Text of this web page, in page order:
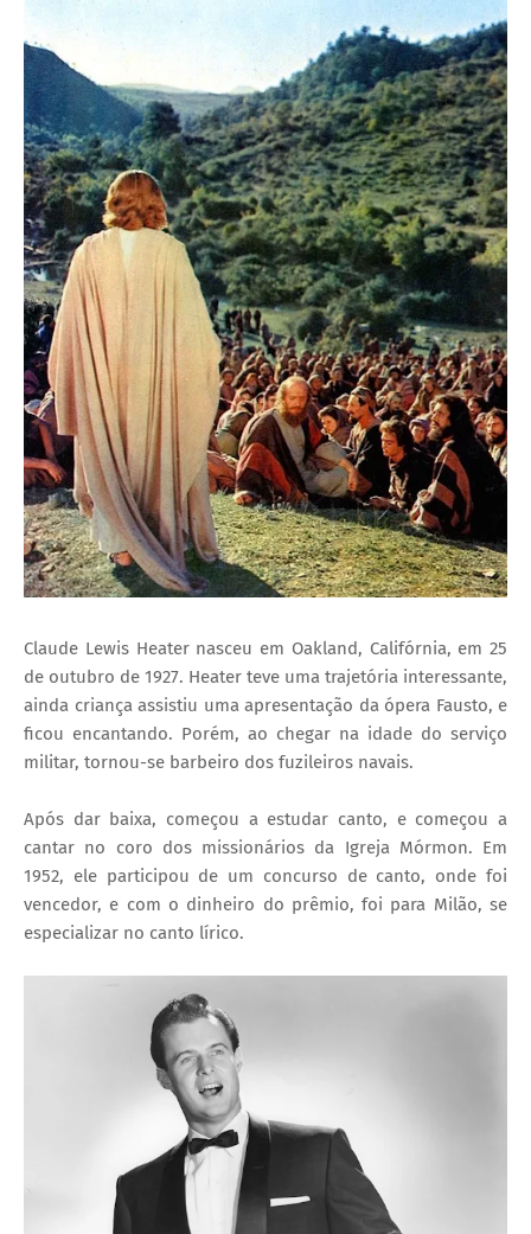
Claude Lewis Heater nasceu em Oakland, Califórnia, em 25
de outubro de 1927. Heater teve uma trajetória interessante,
ainda criança assistiu uma apresentação da ópera Fausto, e
ficou encantando. Porém, ao chegar na idade do serviço
militar, tornou-se barbeiro dos fuzileiros navais.
Após dar baixa, começou a estudar canto, e começou a
cantar no coro dos missionários da Igreja Mórmon. Em
1952, ele participou de um concurso de canto, onde foi
vencedor, e com o dinheiro do prêmio, foi para Milão, se
especializar no canto lírico.